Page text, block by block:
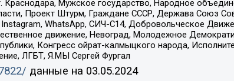
Краснодара, Мужское государство, Народное
Проект Штурм, Граждане СССР, Держава Союз
WhatsApp, СИЧ-С14, Добровольческое
движение, Невоград, Молодежное
Конгресс ойрат-калмыцкого народа,
ЛГБТ, Я.МЫ Сергей Фургал
данные на 03.05.2024